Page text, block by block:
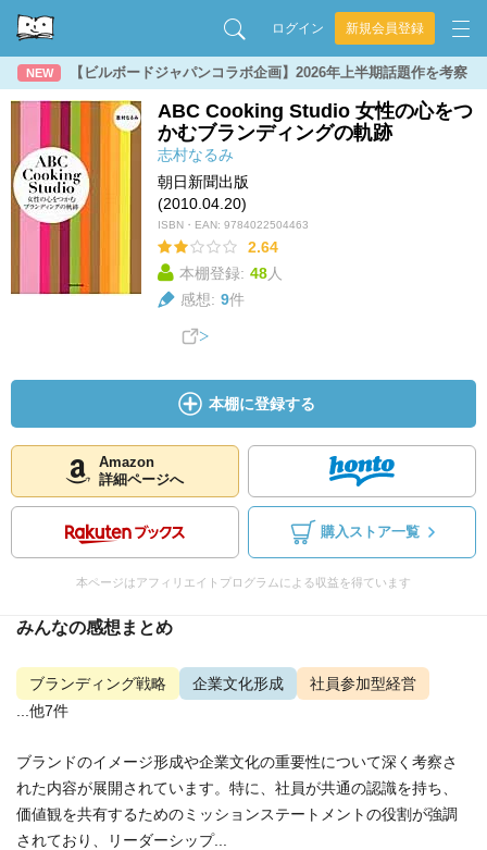
ログイン 新規会員登録
NEW 【ビルボードジャパンコラボ企画】2026年上半期話題作を考察
ABC Cooking Studio 女性の心をつ
かむブランディングの軌跡
志村なるみ
朝日新聞出版
(2010.04.20)
ISBN・EAN: 9784022504463
2.64
本棚登録: 48人
感想: 9件
本棚に登録する
Amazon
詳細ページへ
購入ストア一覧
本ページはアフィリエイトプログラムによる収益を得ています
みんなの感想まとめ
ブランディング戦略 企業文化形成
社員参加型経営
...他7件
ブランドのイメージ形成や企業文化の重要性について深く考察さ
れた内容が展開されています。特に、社員が共通の認識を持ち、
価値観を共有するためのミッションステートメントの役割が強調
されており、リーダーシップ...